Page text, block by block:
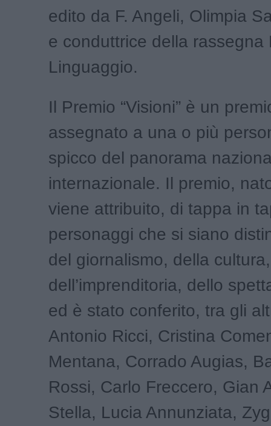
edito da F. Angeli, Olimpia
e conduttrice della rassegna
Linguaggio.
Il Premio “Visioni” è un
assegnato a una o più
spicco del panorama
internazionale. Il premio,
viene attribuito, di tappa in
personaggi che si siano
del giornalismo, della
dell’imprenditoria, dello
ed è stato conferito, tra gli
Antonio Ricci, Cristina
Mentana, Corrado Augias,
Rossi, Carlo Freccero, Gian
Stella, Lucia Annunziata,